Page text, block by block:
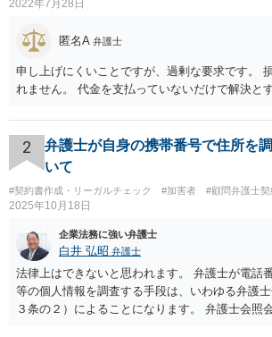
が発生した場合、問題の解決は顧問弁護士に任せるこ
の効率化を図ることができ、本業に集中することが
2022年7月28日
匿名A 弁護士
申し上げにくいことですが、過剰な要求です。
れません。 代金を支払っていないだけで解決と
2
弁護士が自身の携帯番号で住所を
いて
#契約書作成・リーガルチェック #加害者 #顧問弁護士契
2025年10月18日
企業法務に強い弁護士
白井 弘昭 弁護士
法律上はできないと思われます。 弁護士が電話
等の個人情報を調査する手段は、いわゆる弁護
３条の２）によることになります。 弁護士会照